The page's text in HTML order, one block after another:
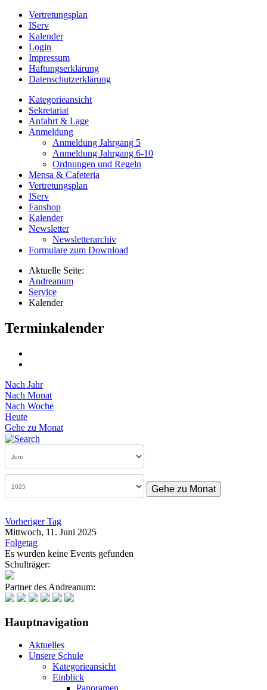
Vertretungsplan
IServ
Kalender
Login
Impressum
Haftungserklärung
Datenschutzerklärung
Kategorieansicht
Sekretariat
Anfahrt & Lage
Anmeldung
Anmeldung Jahrgang 5
Anmeldung Jahrgang 6-10
Ordnungen und Regeln
Mensa & Cafeteria
Vertretungsplan
IServ
Fanshop
Kalender
Newsletter
Newsletterarchiv
Formulare zum Download
Aktuelle Seite:
Andreanum
Service
Kalender
Terminkalender
Nach Jahr
Nach Monat
Nach Woche
Heute
Gehe zu Monat
Gehe zu Monat
Vorheriger Tag
Mittwoch, 11. Juni 2025
Folgetag
Es wurden keine Events gefunden
Schulträger:
Partner des Andreanum:
Hauptnavigation
Aktuelles
Unsere Schule
Kategorieansicht
Einblick